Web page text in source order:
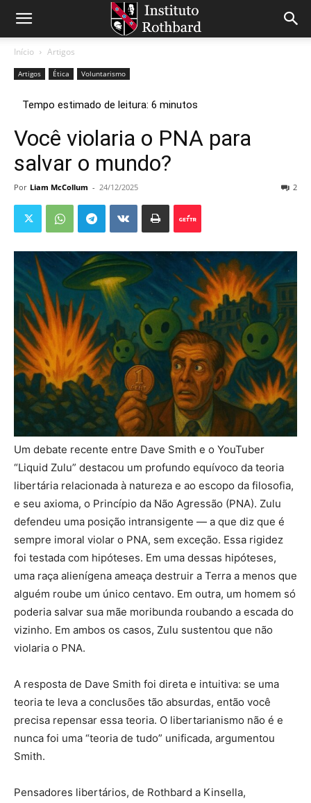
Início Artigos
Artigos Ética Voluntarismo
Você violaria o PNA para
salvar o mundo?
Por Liam McCollum - 24/12/2025 2
Um debate recente entre Dave Smith e o YouTuber
“Liquid Zulu” destacou um profundo equívoco da teoria
libertária relacionada à natureza e ao escopo da filosofia,
e seu axioma, o Princípio da Não Agressão (PNA). Zulu
defendeu uma posição intransigente — a que diz que é
sempre imoral violar o PNA, sem exceção. Essa rigidez
foi testada com hipóteses. Em uma dessas hipóteses,
uma raça alienígena ameaça destruir a Terra a menos que
alguém roube um único centavo. Em outra, um homem só
poderia salvar sua mãe moribunda roubando a escada do
vizinho. Em ambos os casos, Zulu sustentou que não
violaria o PNA.
A resposta de Dave Smith foi direta e intuitiva: se uma
teoria te leva a conclusões tão absurdas, então você
precisa repensar essa teoria. O libertarianismo não é e
nunca foi uma “teoria de tudo” unificada, argumentou
Smith.
Pensadores libertários, de Rothbard a Kinsella,